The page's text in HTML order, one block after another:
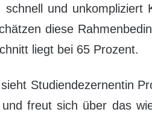
und unkompliziert
diese
liegt bei 65 Prozent.
Studiendezernentin
und freut sich über das